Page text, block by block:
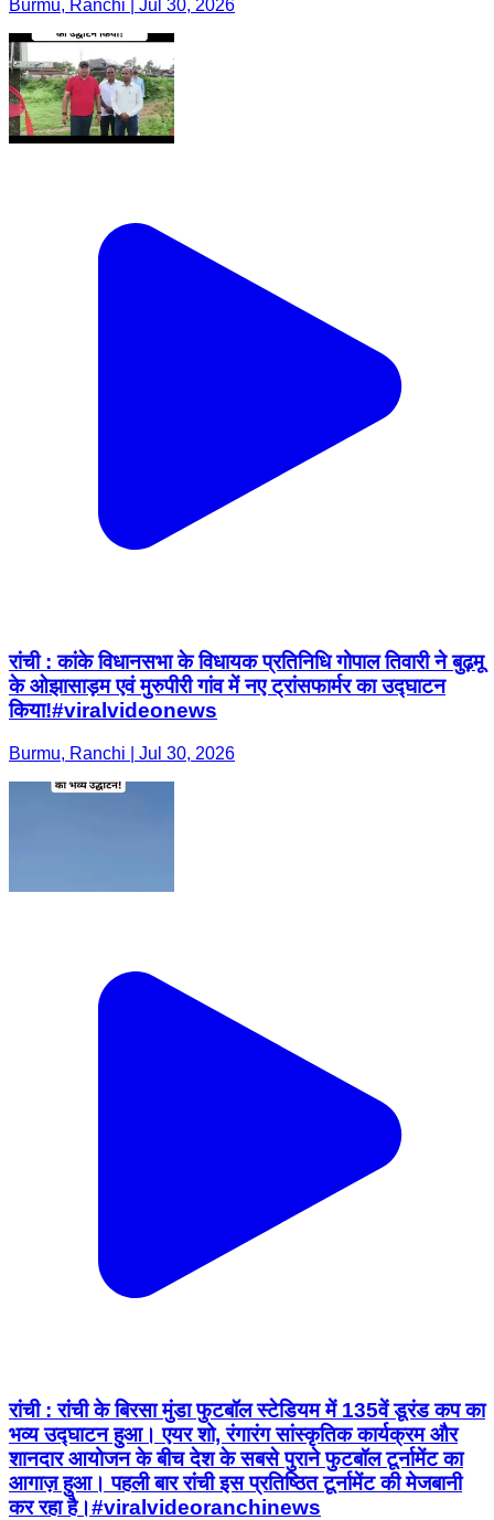
Burmu, Ranchi | Jul 30, 2026
रांची : कांके विधानसभा के विधायक प्रतिनिधि गोपाल तिवारी ने बुढ़मू
के ओझासाड़म एवं मुरुपीरी गांव में नए ट्रांसफार्मर का उद्घाटन
किया!#viralvideonews
Burmu, Ranchi | Jul 30, 2026
रांची : रांची के बिरसा मुंडा फुटबॉल स्टेडियम में 135वें डूरंड कप का
भव्य उद्घाटन हुआ। एयर शो, रंगारंग सांस्कृतिक कार्यक्रम और
शानदार आयोजन के बीच देश के सबसे पुराने फुटबॉल टूर्नामेंट का
आगाज़ हुआ। पहली बार रांची इस प्रतिष्ठित टूर्नामेंट की मेजबानी
कर रहा है।#viralvideoranchinews